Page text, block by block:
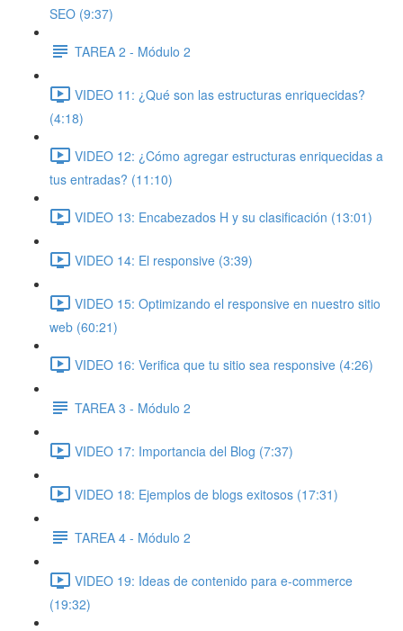
SEO (9:37)
TAREA 2 - Módulo 2
VIDEO 11: ¿Qué son las estructuras enriquecidas?
(4:18)
VIDEO 12: ¿Cómo agregar estructuras enriquecidas a
tus entradas? (11:10)
VIDEO 13: Encabezados H y su clasificación (13:01)
VIDEO 14: El responsive (3:39)
VIDEO 15: Optimizando el responsive en nuestro sitio
web (60:21)
VIDEO 16: Verifica que tu sitio sea responsive (4:26)
TAREA 3 - Módulo 2
VIDEO 17: Importancia del Blog (7:37)
VIDEO 18: Ejemplos de blogs exitosos (17:31)
TAREA 4 - Módulo 2
VIDEO 19: Ideas de contenido para e-commerce
(19:32)